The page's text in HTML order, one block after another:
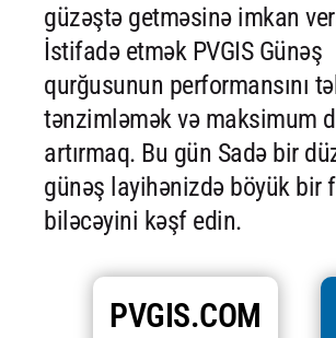
güzəştə getməsinə imkan
İstifadə etmək PVGIS Günəş
qurğusunun performansını
tənzimləmək və maksimum
artırmaq. Bu gün Sadə bir
günəş layihənizdə böyük bir
biləcəyini kəşf edin.
PVGIS.COM